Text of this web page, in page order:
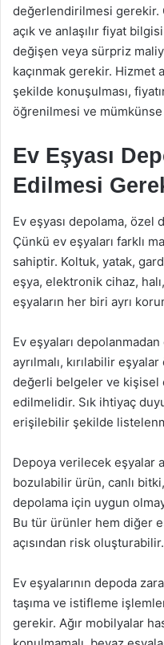
değerlendirilmesi gerekir.
açık ve anlaşılır fiyat
değişen veya sürpriz
kaçınmak gerekir. Hizmet
şekilde konuşulması,
öğrenilmesi ve
Ev Eşyası
Edilmesi
Ev eşyası depolama,
Çünkü ev eşyaları farklı
sahiptir. Koltuk, yatak,
eşya, elektronik cihaz,
eşyaların her biri ayrı
Ev eşyaları
ayrılmalı, kırılabilir
değerli belgeler ve kişisel
edilmelidir. Sık ihtiyaç
erişilebilir şekilde
Depoya verilecek eşyalar
bozulabilir ürün, canlı
depolama için uygun
Bu tür ürünler hem diğer
açısından risk oluşturabilir.
Ev eşyalarının depoda
taşıma ve istifleme
gerekir. Ağır mobilyalar